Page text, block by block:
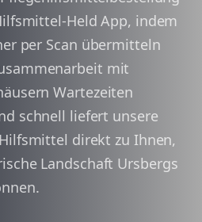
Held App, indem
per Scan übermitteln
mit
Wartezeiten
schnell liefert unsere
direkt zu Ihnen,
Landschaft Ursbergs